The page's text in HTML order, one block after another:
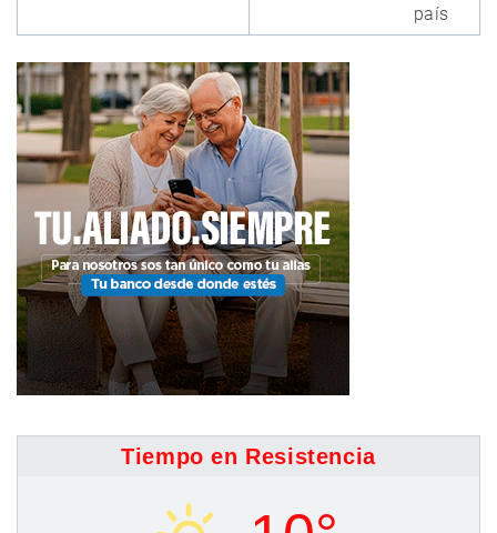
país
Tiempo en Resistencia